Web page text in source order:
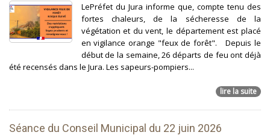
LePréfet du Jura informe que, compte tenu des
fortes chaleurs, de la sécheresse de la
végétation et du vent, le département est placé
en vigilance orange "feux de forêt". Depuis le
début de la semaine, 26 départs de feu ont déjà
été recensés dans le Jura. Les sapeurs-pompiers...
lire la suite
Séance du Conseil Municipal du 22 juin 2026